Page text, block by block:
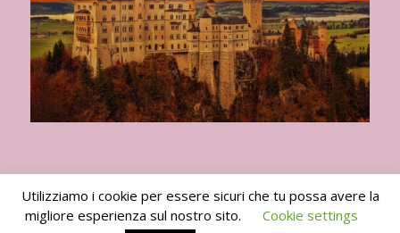
Utilizziamo i cookie per essere sicuri che tu possa avere la
migliore esperienza sul nostro sito.
Cookie settings